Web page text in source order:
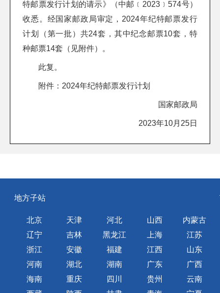
特邮票发行计划的请示》（中邮﹝2023﹞574号）
收悉。经国家邮政局审定，2024年纪特邮票发行
计划（第一批）共24套，其中纪念邮票10套，特
种邮票14套（见附件）。
此复。
附件： 2024年纪特邮票发行计划
国家邮政局
2023年10月25日
地方子站
北京 天津 河北 山西
内蒙古
辽宁
吉林 黑龙江 上海
江苏
浙江
安徽 福建 江西
山东
河南
湖北 湖南 广东
广西
海南
重庆 四川 贵州
云南